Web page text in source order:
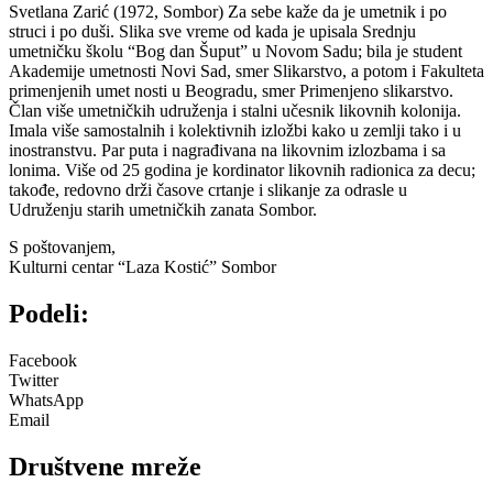
Svetlana Zarić (1972, Sombor) Za sebe kaže da je umetnik i po
struci i po duši. Slika sve vreme od kada je upisala Srednju
umetničku školu “Bog dan Šuput” u Novom Sadu; bila je student
Akademije umetnosti Novi Sad, smer Slikarstvo, a potom i Fakulteta
primenjenih umet nosti u Beogradu, smer Primenjeno slikarstvo.
Član više umetničkih udruženja i stalni učesnik likovnih kolonija.
Imala više samostalnih i kolektivnih izložbi kako u zemlji tako i u
inostranstvu. Par puta i nagrađivana na likovnim izlozbama i sa
lonima. Više od 25 godina je kordinator likovnih radionica za decu;
takođe, redovno drži časove crtanje i slikanje za odrasle u
Udruženju starih umetničkih zanata Sombor.
S poštovanjem,
Kulturni centar “Laza Kostić” Sombor
Podeli:
Facebook
Twitter
WhatsApp
Email
Društvene mreže